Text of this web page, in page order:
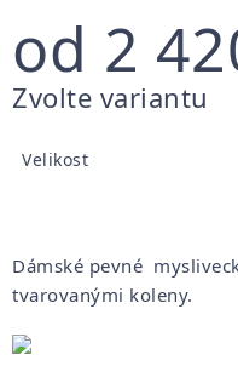
od 2
Měrná
Zvolte variantu
Velikost
Dámské pevné
tvarovanými koleny.